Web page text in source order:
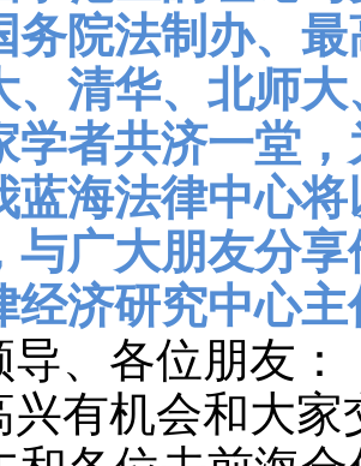
务院法制办、
、清华、北师
学者共济一堂
蓝海法律中心
与广大朋友分
经济研究中心
、各位朋友：
兴有机会和大